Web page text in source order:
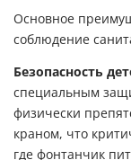
Основное
соблюдение
Безопасность
специальным
физически
краном, что
где фонтанчик